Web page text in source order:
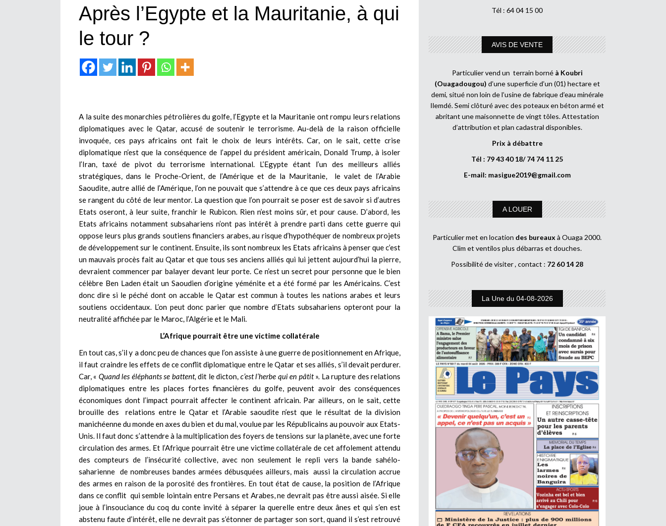
Après l’Egypte et la Mauritanie, à qui
le tour ?
A la suite des monarchies pétrolières du golfe, l’Egypte et la Mauritanie ont rompu leurs relations
diplomatiques avec le Qatar, accusé de soutenir le terrorisme. Au-delà de la raison officielle
invoquée, ces pays africains ont fait le choix de leurs intérêts. Car, on le sait, cette crise
diplomatique n’est que la conséquence de l’appel du président américain, Donald Trump, à isoler
l’Iran, taxé de pivot du terrorisme international. L’Egypte étant l’un des meilleurs alliés
stratégiques, dans le Proche-Orient, de l’Amérique et de la Mauritanie, le valet de l’Arabie
Saoudite, autre allié de l’Amérique, l’on ne pouvait que s’attendre à ce que ces deux pays africains
se rangent du côté de leur mentor. La question que l’on pourrait se poser est de savoir si d’autres
Etats oseront, à leur suite, franchir le Rubicon. Rien n’est moins sûr, et pour cause. D’abord, les
Etats africains notamment subsahariens n’ont pas intérêt à prendre parti dans cette guerre qui
oppose leurs plus grands soutiens financiers arabes, au risque d’hypothéquer de nombreux projets
de développement sur le continent. Ensuite, ils sont nombreux les Etats africains à penser que c’est
un mauvais procès fait au Qatar et que tous ses anciens alliés qui lui jettent aujourd’hui la pierre,
devraient commencer par balayer devant leur porte. Ce n’est un secret pour personne que le bien
célèbre Ben Laden était un Saoudien d’origine yéménite et a été formé par les Américains. C’est
donc dire si le péché dont on accable le Qatar est commun à toutes les nations arabes et leurs
soutiens occidentaux. L’on peut donc parier que nombre d’Etats subsahariens opteront pour la
neutralité affichée par le Maroc, l’Algérie et le Mali.
L’Afrique pourrait être une victime collatérale
En tout cas, s’il y a donc peu de chances que l’on assiste à une guerre de positionnement en Afrique,
il faut craindre les effets de ce conflit diplomatique entre le Qatar et ses alliés, s’il devait perdurer.
Car, « Quand les éléphants se battent, dit le dicton, c’est l’herbe qui en pâtit». La rupture des relations
diplomatiques entre les places fortes financières du golfe, peuvent avoir des conséquences
économiques dont l’impact pourrait affecter le continent africain. Par ailleurs, on le sait, cette
brouille des relations entre le Qatar et l’Arabie saoudite n’est que le résultat de la division
manichéenne du monde en axes du bien et du mal, voulue par les Républicains au pouvoir aux Etats-
Unis. Il faut donc s’attendre à la multiplication des foyers de tensions sur la planète, avec une forte
circulation des armes. Et l’Afrique pourrait être une victime collatérale de cet affolement attendu
des compteurs de l’insécurité collective, avec non seulement le repli vers la bande sahélo-
saharienne de nombreuses bandes armées débusquées ailleurs, mais aussi la circulation accrue
des armes en raison de la porosité des frontières. En tout état de cause, la position de l’Afrique
dans ce conflit qui semble lointain entre Persans et Arabes, ne devrait pas être aussi aisée. Si elle
joue à l’insouciance du coq du conte invité à séparer la querelle entre deux ânes et qui s’en est
abstenu faute d’intérêt, elle ne devrait pas s’étonner de partager son sort, quand il s’est retrouvé
Tél : 64 04 15 00
AVIS DE VENTE
Particulier vend un terrain borné à Koubri
(Ouagadougou) d’une superficie d’un (01) hectare et
demi, situé non loin de l’usine de fabrique d’eau minérale
Ilemdé. Semi clôturé avec des poteaux en béton armé et
abritant une maisonnette de vingt tôles. Attestation
d’attribution et plan cadastral disponibles.
Prix à débattre
Tél : 79 43 40 18/ 74 74 11 25
E-mail: masigue2019@gmail.com
A LOUER
Particulier met en location des bureaux à Ouaga 2000.
Clim et ventilos plus débarras et douches.
Possibilité de visiter , contact : 72 60 14 28
La Une du 04-08-2026